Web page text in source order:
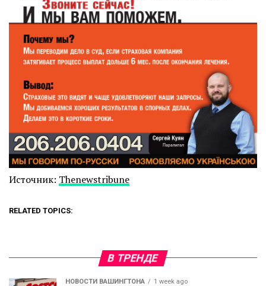
Источник: Thenewstribune
RELATED TOPICS:
В ТРЕНДЕ
НОВОСТИ ВАШИНГТОНА 1 week ago